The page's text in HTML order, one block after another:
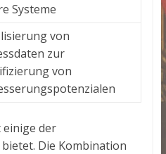
Systeme
von
zur
von
einige der
bietet. Die Kombination